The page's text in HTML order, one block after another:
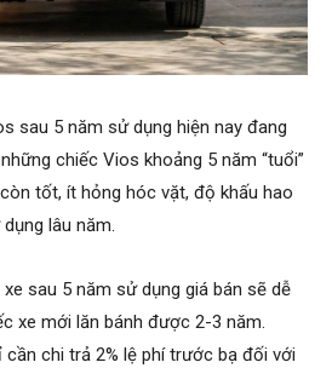
sau 5 năm sử dụng hiện nay đang
chiếc Vios khoảng 5 năm “tuổi”
tốt, ít hỏng hóc vặt, độ khấu hao
lâu năm.
sau 5 năm sử dụng giá bán sẽ dễ
xe mới lăn bánh được 2-3 năm.
chi trả 2% lệ phí trước bạ đối với